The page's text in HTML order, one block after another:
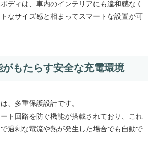
ディは、車内のインテリアにも違和感なく
なサイズ感と相まってスマートな設置が可
もたらす安全な充電環境
、多重保護設計です。
ト回路を防ぐ機能が搭載されており、これ
過剰な電流や熱が発生した場合でも自動で